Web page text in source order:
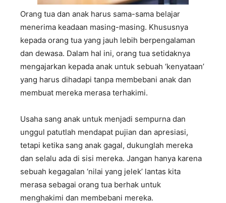
Orang tua dan anak harus sama-sama belajar
menerima keadaan masing-masing. Khususnya
kepada orang tua yang jauh lebih berpengalaman
dan dewasa. Dalam hal ini, orang tua setidaknya
mengajarkan kepada anak untuk sebuah ‘kenyataan’
yang harus dihadapi tanpa membebani anak dan
membuat mereka merasa terhakimi.
Usaha sang anak untuk menjadi sempurna dan
unggul patutlah mendapat pujian dan apresiasi,
tetapi ketika sang anak gagal, dukunglah mereka
dan selalu ada di sisi mereka. Jangan hanya karena
sebuah kegagalan ‘nilai yang jelek’ lantas kita
merasa sebagai orang tua berhak untuk
menghakimi dan membebani mereka.